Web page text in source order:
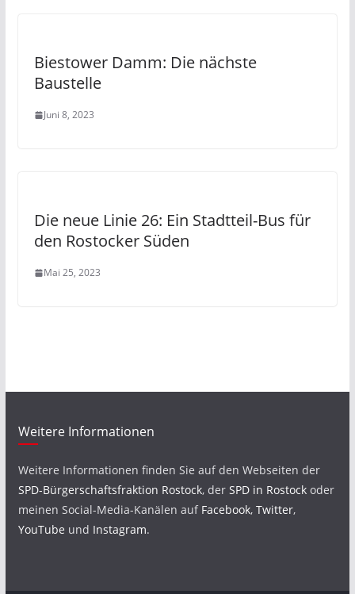
Biestower Damm: Die nächste
Baustelle
Juni 8, 2023
Die neue Linie 26: Ein Stadtteil-Bus für
den Rostocker Süden
Mai 25, 2023
Weitere Informationen
Weitere Informationen finden Sie auf den Webseiten der
SPD-Bürgerschaftsfraktion Rostock, der SPD in Rostockoder
meinen Social-Media-Kanälen auf Facebook, Twitter,
YouTube und Instagram.